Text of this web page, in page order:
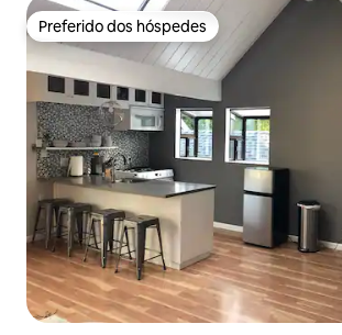
Preferido dos hóspedes
Preferido dos hóspedes